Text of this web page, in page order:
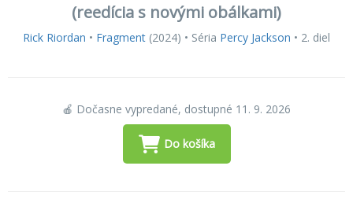
(reedícia s novými obálkami)
Rick Riordan • Fragment (2024) • Séria Percy Jackson • 2. diel
🍎 Dočasne vypredané, dostupné 11. 9. 2026
Do košíka